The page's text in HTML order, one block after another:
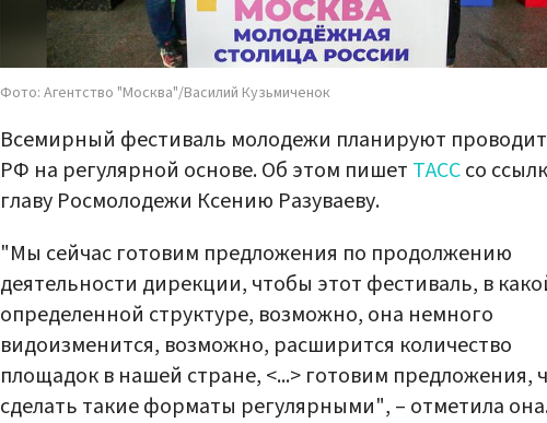
Фото: Агентство "Москва"/Василий Кузьмиченок
Всемирный фестиваль молодежи планируют
РФ на регулярной основе. Об этом пишет ТАССсо
главу Росмолодежи Ксению Разуваеву.
"Мы сейчас готовим предложения по продолжению
деятельности дирекции, чтобы этот фестиваль, в
определенной структуре, возможно, она немного
видоизменится, возможно, расширится количество
площадок в нашей стране, <...> готовим предложения,
сделать такие форматы регулярными", – отметила